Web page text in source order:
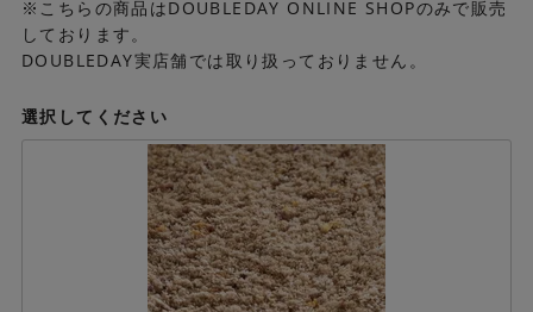
※こちらの商品はDOUBLEDAY ONLINE SHOPのみで販売
しております。
DOUBLEDAY実店舗では取り扱っておりません。
選択してください